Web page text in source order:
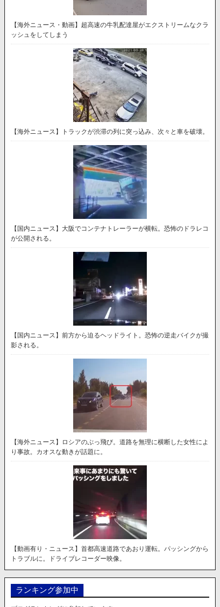
【海外ニュース・動画】超高速の牛乳配達屋がエクストリームなクラ
ッシュをしてしまう
【海外ニュース】トラックが渋滞の列に突っ込み、次々と車を破壊。
【国内ニュース】大阪でコンテナトレーラーが横転。恐怖のドラレコ
が公開される。
【国内ニュース】前方から迫るヘッドライト。恐怖の逆走バイクが撮
影される。
【海外ニュース】ロシアのぶっ飛び。道路を無理に横断した女性によ
り事故。カオスな動きが話題に。
【動画有り・ニュース】首都高速道路であおり運転。パッシングから
トラブルに。ドライブレコーダー映像。
ランキング参加中